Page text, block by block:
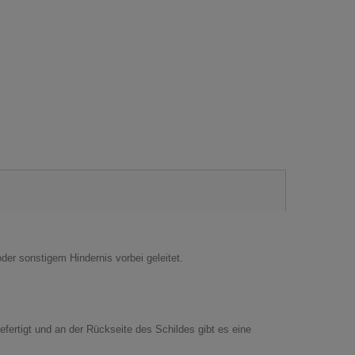
sonstigem Hindernis vorbei geleitet.
und an der Rückseite des Schildes gibt es eine